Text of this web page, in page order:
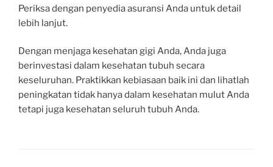
Periksa dengan penyedia asuransi Anda untuk detail
lebih lanjut.
Dengan menjaga kesehatan gigi Anda, Anda juga
berinvestasi dalam kesehatan tubuh secara
keseluruhan. Praktikkan kebiasaan baik ini dan lihatlah
peningkatan tidak hanya dalam kesehatan mulut Anda
tetapi juga kesehatan seluruh tubuh Anda.